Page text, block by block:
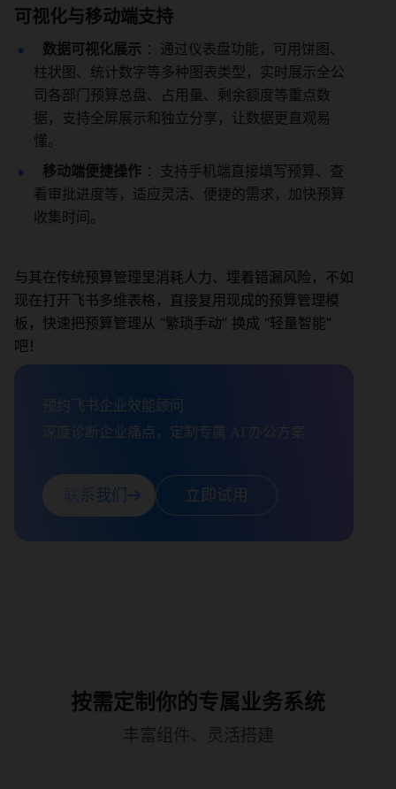
可视化与移动端支持
数据可视化展示 ：通过仪表盘功能，可用饼图、
柱状图、统计数字等多种图表类型，实时展示全公
司各部门预算总盘、占用量、剩余额度等重点数
据，支持全屏展示和独立分享，让数据更直观易
懂。
移动端便捷操作 ：支持手机端直接填写预算、查
看审批进度等，适应灵活、便捷的需求，加快预算
收集时间。
与其在传统预算管理里消耗人力、埋着错漏风险，不如
现在打开飞书多维表格，直接复用现成的预算管理模
板，快速把预算管理从 “繁琐手动” 换成 “轻量智能”
吧！
预约飞书企业效能顾问
深度诊断企业痛点，定制专属 AI 办公方案
联系我们 立即试用
按需定制你的专属业务系统
丰富组件、灵活搭建